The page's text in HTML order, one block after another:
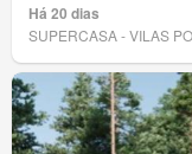
Há 20 dias
SUPERCASA - VILAS